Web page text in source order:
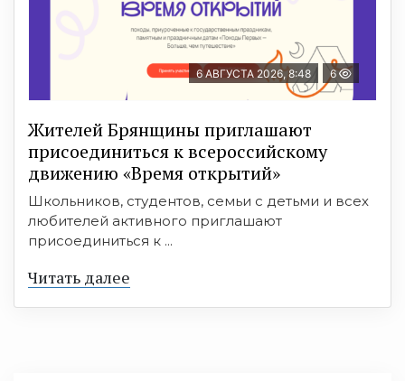
6 АВГУСТА 2026, 8:48 6
Жителей Брянщины приглашают
присоединиться к всероссийскому
движению «Время открытий»
Школьников, студентов, семьи с детьми и всех
любителей активного приглашают
присоединиться к ...
Читать далее